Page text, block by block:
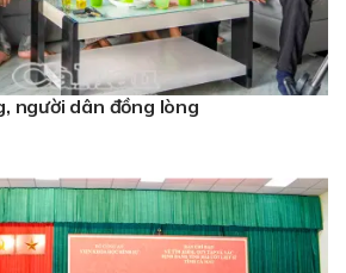
người dân đồng lòng